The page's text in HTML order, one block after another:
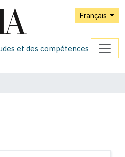
Français
et des compétences